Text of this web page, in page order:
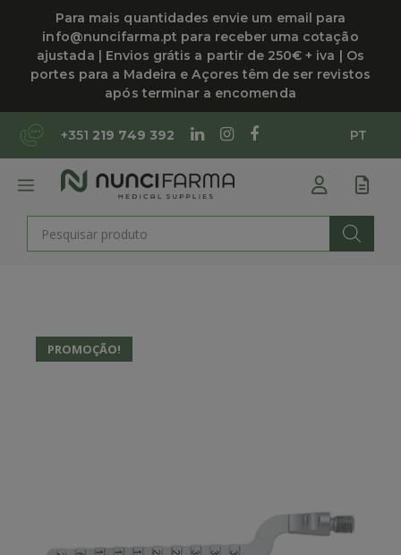
conteúdo
Para mais quantidades envie um email para
info@nuncifarma.pt para receber uma cotação
ajustada | Envios grátis a partir de 250€ + iva | Os
portes para a Madeira e Açores têm de ser revistos
após terminar a encomenda
+351 219 749 392 PT
MENU
Products
search
PROMOÇÃO!